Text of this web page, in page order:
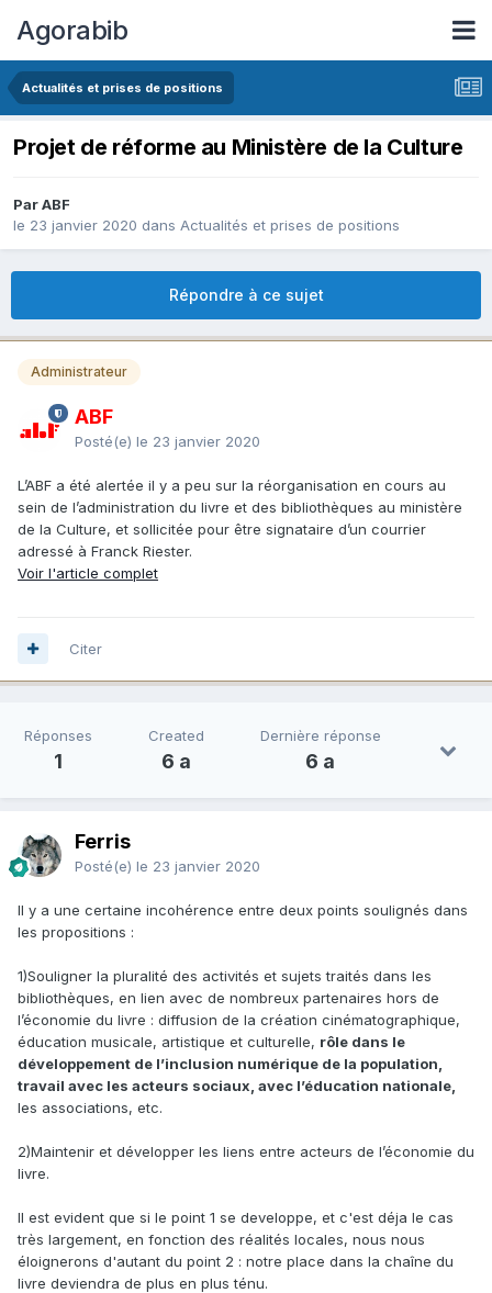
Agorabib
Actualités et prises de positions
Projet de réforme au Ministère de la Culture
Par ABF
le 23 janvier 2020 dans Actualités et prises de positions
Répondre à ce sujet
Administrateur
ABF
Posté(e) le 23 janvier 2020
L’ABF a été alertée il y a peu sur la réorganisation en cours au
sein de l’administration du livre et des bibliothèques au ministère
de la Culture, et sollicitée pour être signataire d’un courrier
adressé à Franck Riester.
Voir l'article complet
Citer
Réponses
1
Created
6 a
Dernière réponse
6 a
Ferris
Posté(e) le 23 janvier 2020
Il y a une certaine incohérence entre deux points soulignés dans
les propositions :
1)Souligner la pluralité des activités et sujets traités dans les
bibliothèques, en lien avec de nombreux partenaires hors de
l’économie du livre : diffusion de la création cinématographique,
éducation musicale, artistique et culturelle, rôle dans le
développement de l’inclusion numérique de la population,
travail avec les acteurs sociaux, avec l’éducation nationale,
les associations, etc.
2)Maintenir et développer les liens entre acteurs de l’économie du
livre.
Il est evident que si le point 1 se developpe, et c'est déja le cas
très largement, en fonction des réalités locales, nous nous
éloignerons d'autant du point 2 : notre place dans la chaîne du
livre deviendra de plus en plus ténu.